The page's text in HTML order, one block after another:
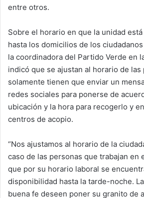
entre otros.
Sobre el horario en que la unidad
hasta los domicilios de los
la coordinadora del Partido Verde en
indicó que se ajustan al horario de las
solamente tienen que enviar un
redes sociales para ponerse de
ubicación y la hora para recogerlo y
centros de acopio.
“Nos ajustamos al horario de la
caso de las personas que trabajan en
que por su horario laboral se
disponibilidad hasta la tarde-noche.
buena fe deseen poner su granito de